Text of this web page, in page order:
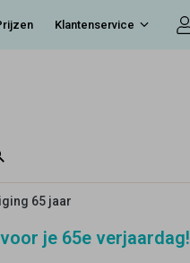
Klantenservice
65 jaar
je 65e verjaardag!